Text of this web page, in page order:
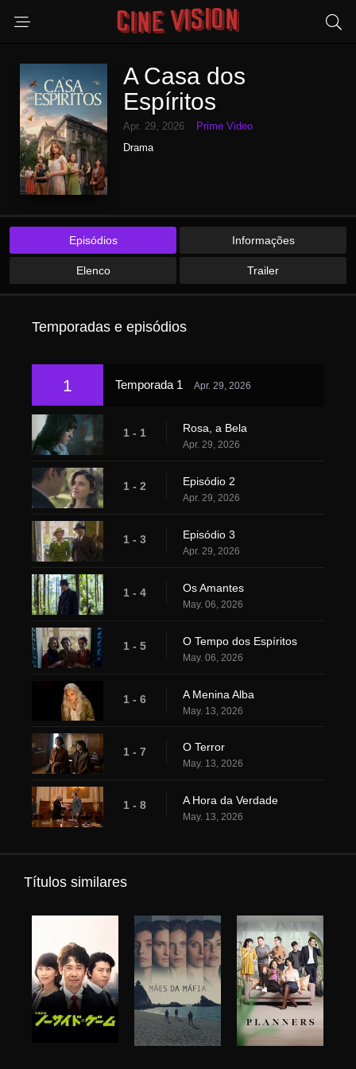
A Casa dos
Espíritos
Apr. 29, 2026
Prime Video
Drama
Episódios Informações
Elenco Trailer
Temporadas e episódios
1 Temporada 1 Apr. 29, 2026
1 - 1 Rosa, a Bela
Apr. 29, 2026
1 - 2 Episódio 2
Apr. 29, 2026
1 - 3 Episódio 3
Apr. 29, 2026
1 - 4 Os Amantes
May. 06, 2026
1 - 5 O Tempo dos Espíritos
May. 06, 2026
1 - 6 A Menina Alba
May. 13, 2026
1 - 7 O Terror
May. 13, 2026
1 - 8 A Hora da Verdade
May. 13, 2026
Títulos similares